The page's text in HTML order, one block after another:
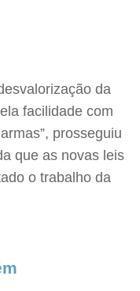
da
facilidade com
prosseguiu
que as novas leis
o trabalho da